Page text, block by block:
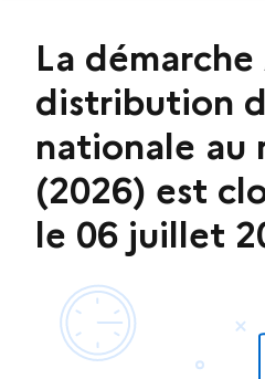
La
distribution
nationale au
(2026) est
le 06 juillet